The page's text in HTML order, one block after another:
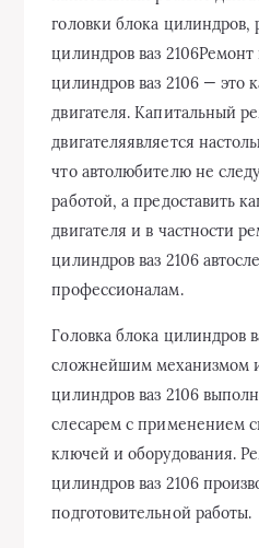
головки блока цилиндров,
цилиндров ваз 2106Ремонт
цилиндров ваз 2106 — это
двигателя. Капитальный
двигателяявляется
что автолюбителю не
работой, а предоставить
двигателя и в частности
цилиндров ваз 2106
профессионалам.
Головка блока цилиндров
сложнейшим механизмом
цилиндров ваз 2106
слесарем с применением
ключей и оборудования.
цилиндров ваз 2106
подготовительной работы.